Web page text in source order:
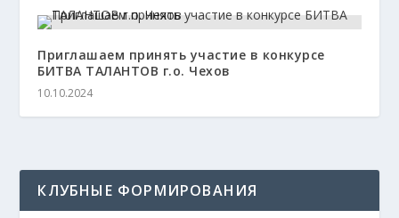
Приглашаем принять участие в конкурсе
БИТВА ТАЛАНТОВ г.о. Чехов
10.10.2024
КЛУБНЫЕ ФОРМИРОВАНИЯ